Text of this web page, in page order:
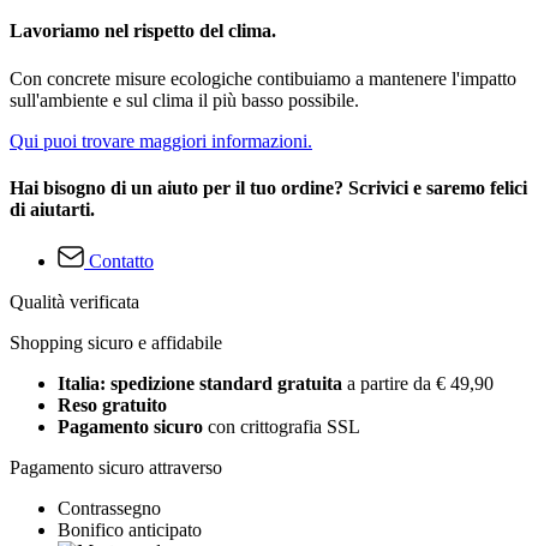
Lavoriamo nel rispetto del clima.
Con concrete misure ecologiche contibuiamo a mantenere l'impatto
sull'ambiente e sul clima il più basso possibile.
Qui puoi trovare maggiori informazioni.
Hai bisogno di un aiuto per il tuo ordine? Scrivici e saremo felici
di aiutarti.
Contatto
Qualità verificata
Shopping sicuro e affidabile
Italia: spedizione standard gratuita a partire da € 49,90
Reso gratuito
Pagamento sicuro con crittografia SSL
Pagamento sicuro attraverso
Contrassegno
Bonifico anticipato